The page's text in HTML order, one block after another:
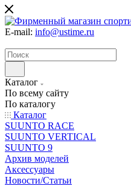
E-mail: info@ustime.ru
Каталог
По всему сайту
По каталогу
Каталог
SUUNTO RACE
SUUNTO VERTICAL
SUUNTO 9
Архив моделей
Аксессуары
Новости/Статьи